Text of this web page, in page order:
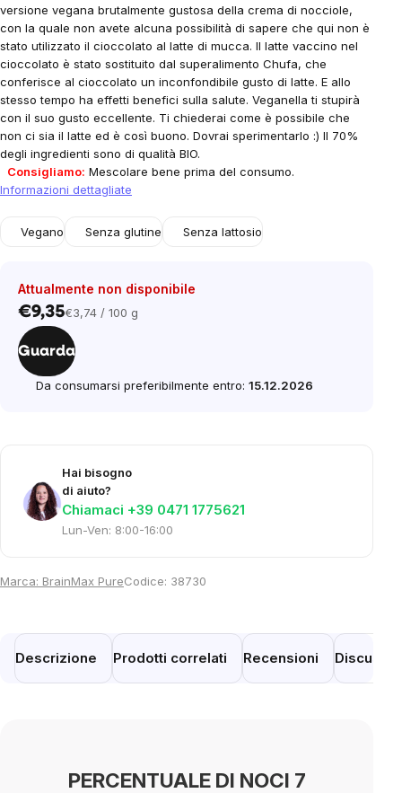
versione vegana brutalmente gustosa della crema di nocciole,
con la quale non avete alcuna possibilità di sapere che qui non è
stato utilizzato il cioccolato al latte di mucca. Il latte vaccino nel
cioccolato è stato sostituito dal superalimento Chufa, che
conferisce al cioccolato un inconfondibile gusto di latte. E allo
stesso tempo ha effetti benefici sulla salute. Veganella ti stupirà
con il suo gusto eccellente. Ti chiederai come è possibile che
non ci sia il latte ed è così buono. Dovrai sperimentarlo :) Il 70%
degli ingredienti sono di qualità BIO.
Consigliamo: Mescolare bene prima del consumo.
Informazioni dettagliate
Vegano Senza glutine Senza lattosio
Attualmente non disponibile
€9,35Prezzo
unitario:
€3,74 / 100 g
Guarda
Da consumarsi preferibilmente entro: 15.12.2026
Hai bisogno
di aiuto?
Chiamaci +39 0471 1775621
Lun-Ven: 8:00-16:00
Marca: BrainMax PureCodice: 38730
Descrizione Prodotti correlati Recensioni
PERCENTUALE DI NOCI 7